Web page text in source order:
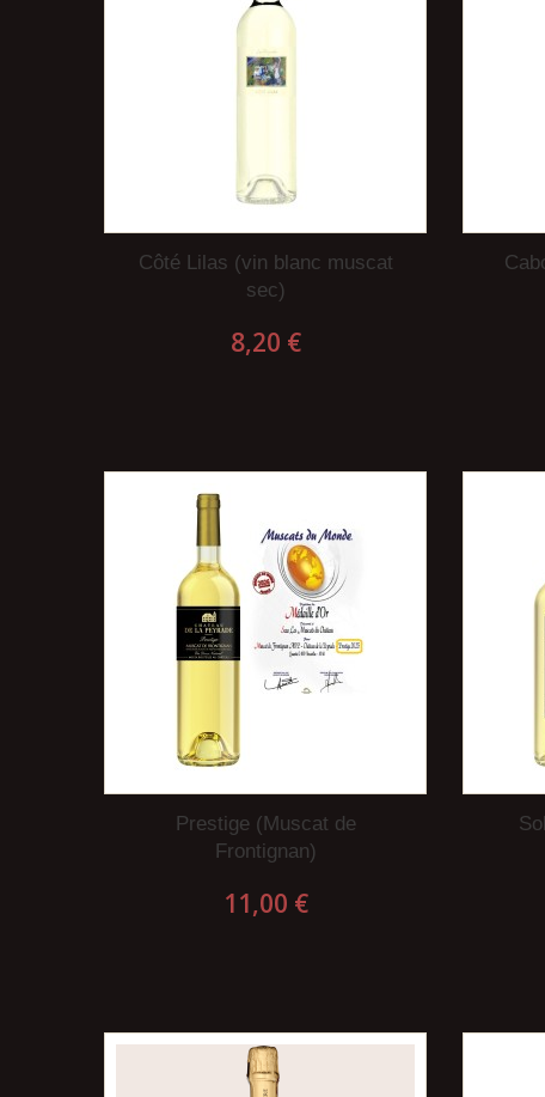
Côté Lilas (vin blanc muscat
sec)
8,20 €
Prestige (Muscat de
Frontignan)
11,00 €